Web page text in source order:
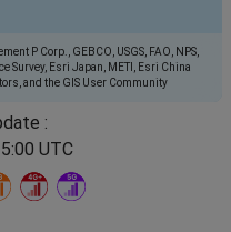
P Corp., GEBCO, USGS, FAO, NPS,
Survey, Esri Japan, METI, Esri China
and the GIS User Community
:
UTC